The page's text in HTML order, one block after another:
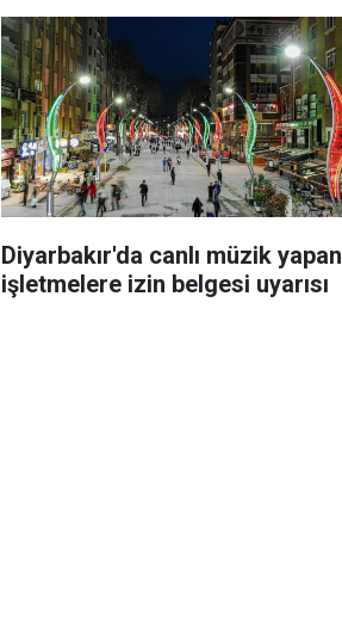
Diyarbakır'da canlı müzik yapan
işletmelere izin belgesi uyarısı